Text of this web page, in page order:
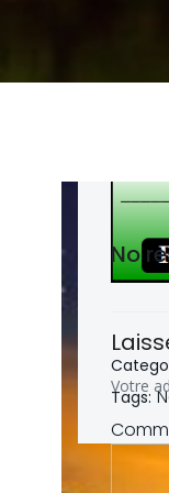
Tags:
No
Votre